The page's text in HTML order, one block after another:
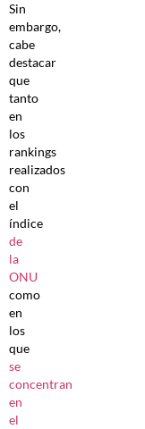
Sin
embargo,
cabe
destacar
que
tanto
en
los
rankings
realizados
con
el
índice
de
la
ONU
como
en
los
que
se
concentran
en
el